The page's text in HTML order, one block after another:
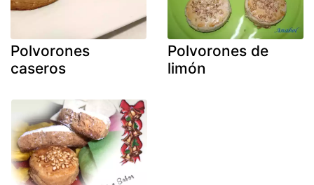
Polvorones
caseros
Polvorones de
limón